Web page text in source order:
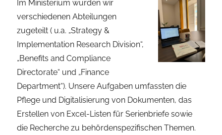
Im Ministerium wurden wir
verschiedenen Abteilungen
zugeteilt ( u.a. „Strategy &
Implementation Research Division“,
„Benefits and Compliance
Directorate“ und „Finance
Department“). Unsere Aufgaben umfassten die
Pflege und Digitalisierung von Dokumenten, das
Erstellen von Excel-Listen für Serienbriefe sowie
die Recherche zu behördenspezifischen Themen.